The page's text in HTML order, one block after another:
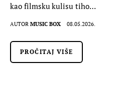
kao filmsku kulisu tiho…
AUTOR MUSIC BOX 08.05.2026.
PROČITAJ VIŠE